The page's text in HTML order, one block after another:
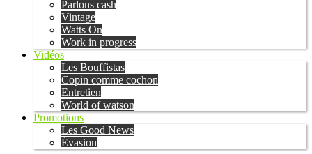
Parlons cash
Vintage
Watts On
Work in progress
Vidéos
Les Bouffistas
Copin comme cochon
Entretien
World of watson
Promotions
Les Good News
Évasion